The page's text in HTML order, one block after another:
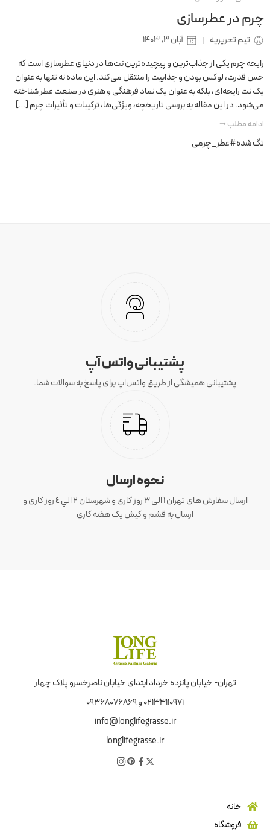
چرم در عطرسازی
تیم تحریریه
آبان 3, 1403
رایحه چرم یکی از جذاب‌ترین و پیچیده‌ترین نت‌ها در دنیای عطرسازی است که
حس قدرت، لوکس بودن و جذابیت را منتقل می‌کند. این ماده نه تنها به عنوان
یک نت رایحه‌ای، بلکه به عنوان یک نماد فرهنگی و هنری در صنعت عطر شناخته
می‌شود. در این مقاله به بررسی تاریخچه، ویژگی‌ها، ترکیبات و تأثیرات چرم […]
ادامه مطلب ➞
تگ شده#عطر_چرمی
پشتیبانی واتس آپ
پشتیبانی همیشگی از طریق واتس‌اپ برای پاسخ به سوالات شما.
نحوه ارسال
ارسال سفارش های تهران 1 الی 3 روز کاری و شهرستان ٢ الي ٤ روز کاری و
ارسال به قشم و کیش یک هفته کاری
تهران- خیابان پانزده خرداد ابتدای خیابان ناصرخسرو پلاک چهار
02133110971 و 09368076869
info@longlifegrasse.ir
longlifegrasse.ir
خانه
فروشگاه